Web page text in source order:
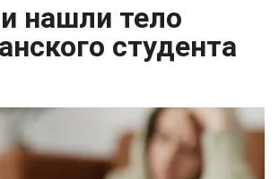
нашли тело
студента